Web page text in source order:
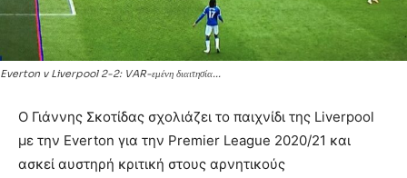
Everton v Liverpool 2-2: VAR-εμένη διαιτησία...
Ο Γιάννης Σκοτίδας σχολιάζει το παιχνίδι της Liverpool
με την Everton για την Premier League 2020/21 και
ασκεί αυστηρή κριτική στους αρνητικούς